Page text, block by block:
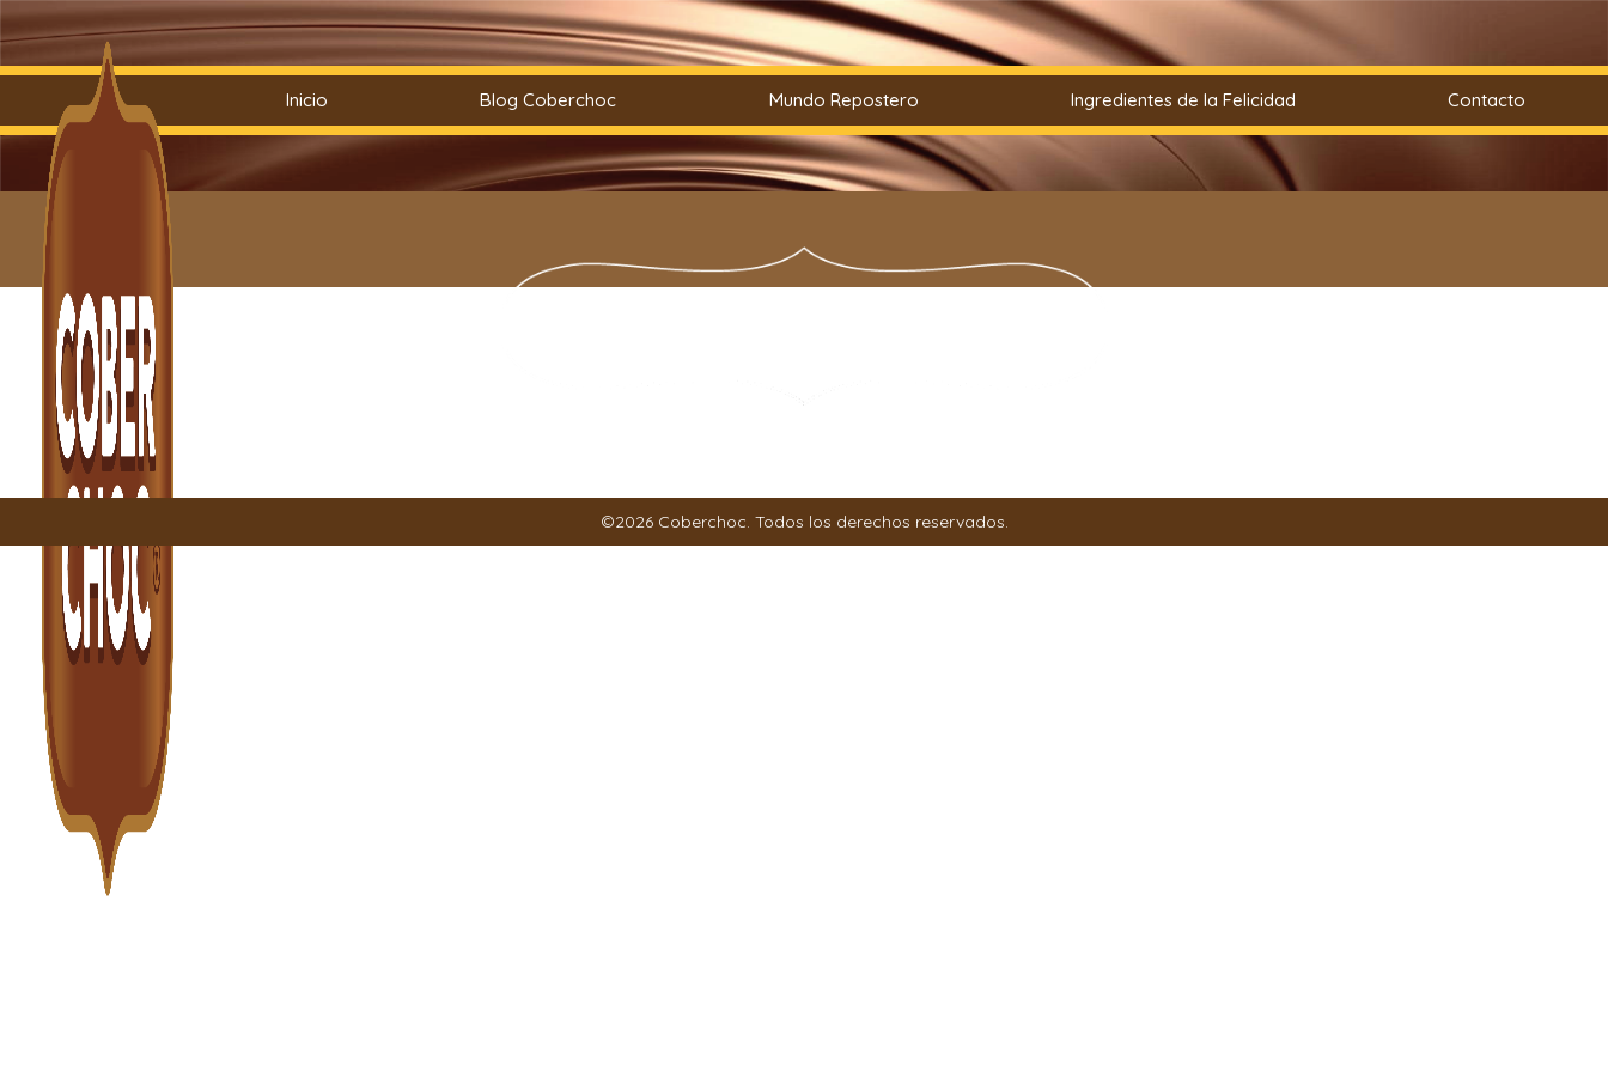
contenido
Inicio Blog Coberchoc Mundo Repostero Ingredientes de la Felicidad Contacto
©2026 Coberchoc. Todos los derechos reservados.